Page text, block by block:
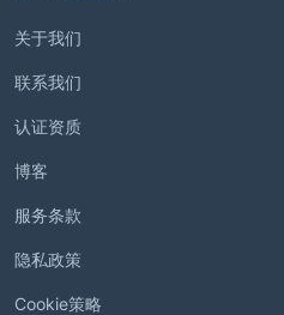
关于我们
联系我们
认证资质
博客
服务条款
隐私政策
Cookie策略